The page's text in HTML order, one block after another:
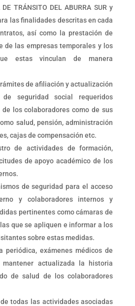
DE TRÁNSITO DEL ABURRA SUR y
las finalidades descritas en cada
así como la prestación de
de las empresas temporales y los
estas vinculan de manera
de afiliación y actualización
seguridad social requeridos
de los colaboradores como de sus
salud, pensión, administración
cajas de compensación etc.
de actividades de formación,
de apoyo académico de los
de seguridad para el acceso
y colaboradores internos y
pertinentes como cámaras de
que se apliquen e informar a los
sobre estas medidas.
periódica, exámenes médicos de
actualizada la historia
de salud de los colaboradores
todas las actividades asociadas